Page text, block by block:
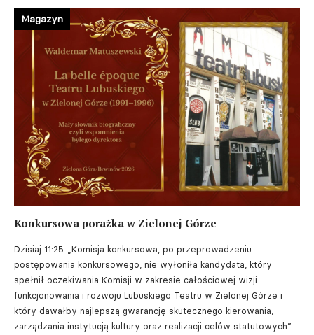
Konkursowa porażka w Zielonej Górze
Dzisiaj 11:25 „Komisja konkursowa, po przeprowadzeniu
postępowania konkursowego, nie wyłoniła kandydata, który
spełnił oczekiwania Komisji w zakresie całościowej wizji
funkcjonowania i rozwoju Lubuskiego Teatru w Zielonej Górze i
który dawałby najlepszą gwarancję skutecznego kierowania,
zarządzania instytucją kultury oraz realizacji celów statutowych”
Magazyn